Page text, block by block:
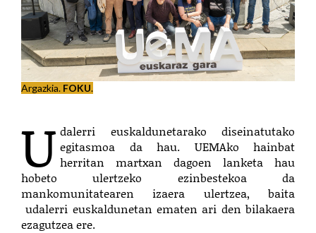
Argazkia. FOKU.
U dalerri euskaldunetarako diseinatutako
egitasmoa da hau. UEMAko hainbat
herritan martxan dagoen lanketa hau
hobeto ulertzeko ezinbestekoa da
mankomunitatearen izaera ulertzea, baita
udalerri euskaldunetan ematen ari den bilakaera
ezagutzea ere.